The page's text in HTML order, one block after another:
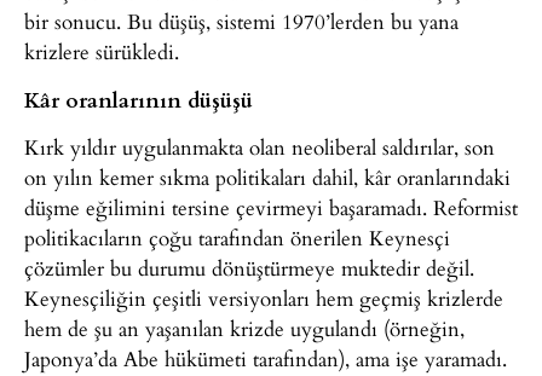
bir sonucu. Bu düşüş, sistemi 1970’lerden bu yana
krizlere sürükledi.
Kâr oranlarının düşüşü
Kırk yıldır uygulanmakta olan neoliberal saldırılar, son
on yılın kemer sıkma politikaları dahil, kâr oranlarındaki
düşme eğilimini tersine çevirmeyi başaramadı. Reformist
politikacıların çoğu tarafından önerilen Keynesçi
çözümler bu durumu dönüştürmeye muktedir değil.
Keynesçiliğin çeşitli versiyonları hem geçmiş krizlerde
hem de şu an yaşanılan krizde uygulandı (örneğin,
Japonya’da Abe hükümeti tarafından), ama işe yaramadı.